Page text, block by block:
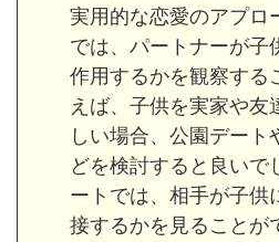
実用的な恋愛のアプロ
では、パートナーが子
作用するかを観察する
えば、子供を実家や友
しい場合、公園デート
どを検討すると良いで
ートでは、相手が子供
接するかを見ることが